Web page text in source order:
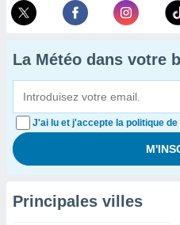
La Météo dans votre
J'ai lu et j'accepte la politique
Principales villes